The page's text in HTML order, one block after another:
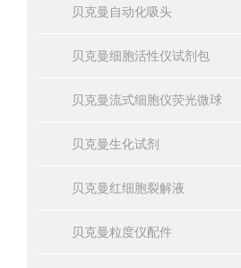
贝克曼自动化吸头
贝克曼细胞活性仪试剂包
贝克曼流式细胞仪荧光微球
贝克曼生化试剂
贝克曼红细胞裂解液
贝克曼粒度仪配件